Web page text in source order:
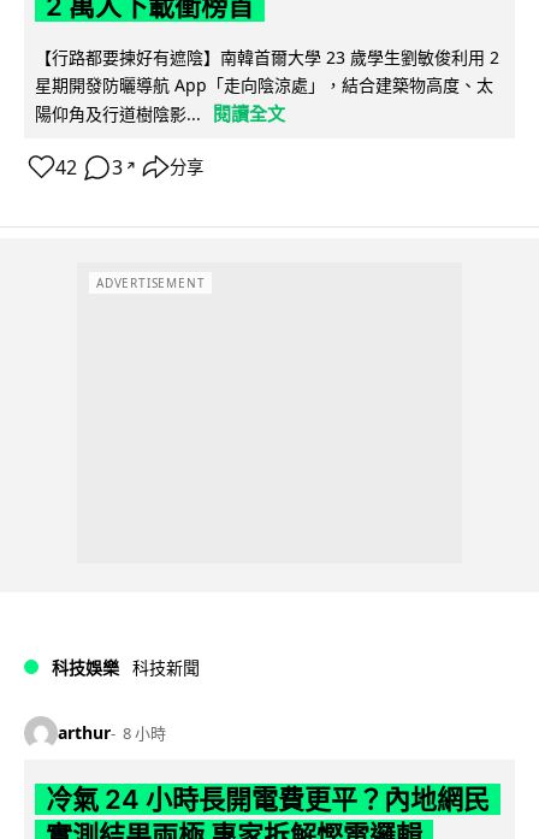
【行路都要揀好有遮陰】南韓首爾大學 23 歲學生劉敏俊利用 2
星期開發防曬導航 App「走向陰涼處」，結合建築物高度、太
陽仰角及行道樹陰影...
閱讀全文
42 3 ↗ 分享
ADVERTISEMENT
科技娛樂 科技新聞
arthur 8 小時
冷氣 24 小時長開電費更平？內地網民